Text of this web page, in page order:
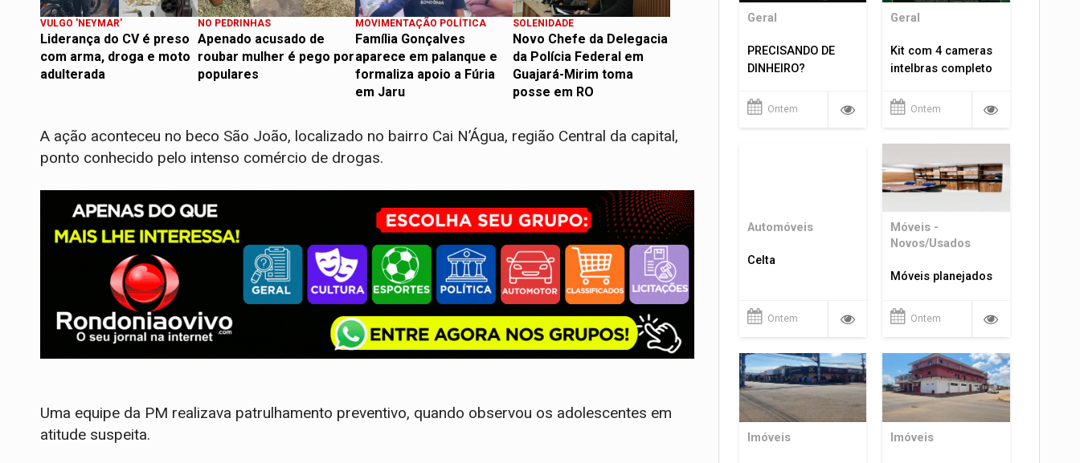
VULGO 'NEYMAR'
Liderança do CV é preso
com arma, droga e moto
adulterada
NO PEDRINHAS
Apenado acusado de
roubar mulher é pego por
populares
MOVIMENTAÇÃO POLÍTICA
Família Gonçalves
aparece em palanque e
formaliza apoio a Fúria
em Jaru
SOLENIDADE
Novo Chefe da Delegacia
da Polícia Federal em
Guajará-Mirim toma
posse em RO
A ação aconteceu no beco São João, localizado no bairro Cai N’Água, região Central da capital,
ponto conhecido pelo intenso comércio de drogas.
Uma equipe da PM realizava patrulhamento preventivo, quando observou os adolescentes em
atitude suspeita.
Geral
PRECISANDO DE
DINHEIRO?
Ontem
Geral
Kit com 4 cameras
intelbras completo
Ontem
Automóveis
Celta
Ontem
Móveis -
Novos/Usados
Móveis planejados
Ontem
Imóveis Imóveis